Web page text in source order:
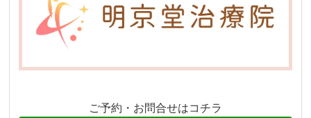
ご予約・お問合せはコチラ